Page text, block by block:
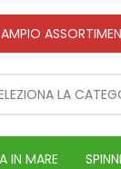
LA
IN MARE